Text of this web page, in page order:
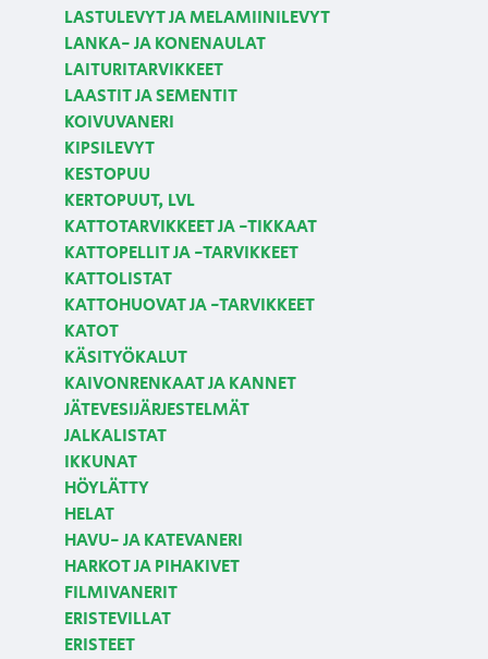
LASTULEVYT JA MELAMIINILEVYT
LANKA- JA KONENAULAT
LAITURITARVIKKEET
LAASTIT JA SEMENTIT
KOIVUVANERI
KIPSILEVYT
KESTOPUU
KERTOPUUT, LVL
KATTOTARVIKKEET JA -TIKKAAT
KATTOPELLIT JA -TARVIKKEET
KATTOLISTAT
KATTOHUOVAT JA -TARVIKKEET
KATOT
KÄSITYÖKALUT
KAIVONRENKAAT JA KANNET
JÄTEVESIJÄRJESTELMÄT
JALKALISTAT
IKKUNAT
HÖYLÄTTY
HELAT
HAVU- JA KATEVANERI
HARKOT JA PIHAKIVET
FILMIVANERIT
ERISTEVILLAT
ERISTEET